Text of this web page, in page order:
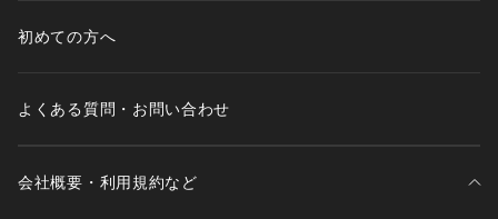
初めての方へ
よくある質問・お問い合わせ
会社概要・利用規約など